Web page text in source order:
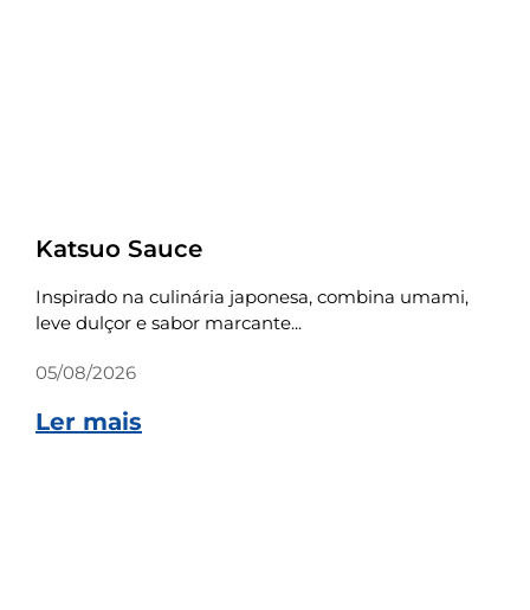
Katsuo Sauce
Inspirado na culinária japonesa, combina umami,
leve dulçor e sabor marcante...
05/08/2026
Ler mais